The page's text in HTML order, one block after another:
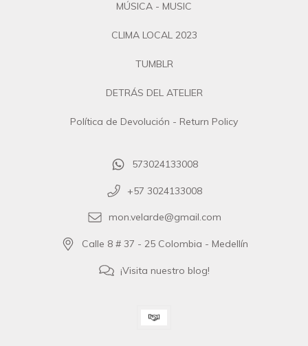
MÚSICA - MUSIC
CLIMA LOCAL 2023
TUMBLR
DETRÁS DEL ATELIER
Política de Devolución - Return Policy
573024133008
+57 3024133008
mon.velarde@gmail.com
Calle 8 # 37 - 25 Colombia - Medellín
¡Visita nuestro blog!